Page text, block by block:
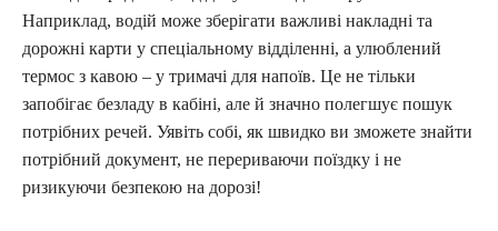
Наприклад, водій може зберігати важливі накладні та
дорожні карти у спеціальному відділенні, а улюблений
термос з кавою – у тримачі для напоїв. Це не тільки
запобігає безладу в кабіні, але й значно полегшує пошук
потрібних речей. Уявіть собі, як швидко ви зможете знайти
потрібний документ, не перериваючи поїздку і не
ризикуючи безпекою на дорозі!